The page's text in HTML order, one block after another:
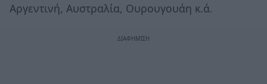
Αργεντινή, Αυστραλία, Ουρουγουάη κ.ά.